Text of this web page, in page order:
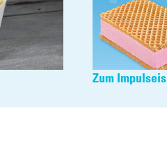
Zum Impulseis